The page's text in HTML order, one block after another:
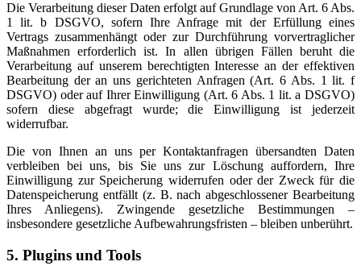
Die Verarbeitung dieser Daten erfolgt auf Grundlage von Art. 6 Abs.
1 lit. b DSGVO, sofern Ihre Anfrage mit der Erfüllung eines
Vertrags zusammenhängt oder zur Durchführung vorvertraglicher
Maßnahmen erforderlich ist. In allen übrigen Fällen beruht die
Verarbeitung auf unserem berechtigten Interesse an der effektiven
Bearbeitung der an uns gerichteten Anfragen (Art. 6 Abs. 1 lit. f
DSGVO) oder auf Ihrer Einwilligung (Art. 6 Abs. 1 lit. a DSGVO)
sofern diese abgefragt wurde; die Einwilligung ist jederzeit
widerrufbar.
Die von Ihnen an uns per Kontaktanfragen übersandten Daten
verbleiben bei uns, bis Sie uns zur Löschung auffordern, Ihre
Einwilligung zur Speicherung widerrufen oder der Zweck für die
Datenspeicherung entfällt (z. B. nach abgeschlossener Bearbeitung
Ihres Anliegens). Zwingende gesetzliche Bestimmungen –
insbesondere gesetzliche Aufbewahrungsfristen – bleiben unberührt.
5. Plugins und Tools